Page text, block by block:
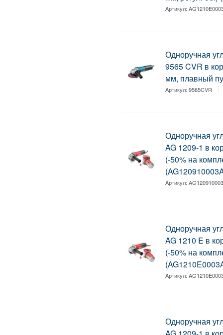
Артикул:
Одноручная
9565 CVR в
мм, плавный
Артикул:9565CVR
Одноручная
AG 1209-1 в
(-50% на
Артикул:
Одноручная
AG 1210 E в
(-50% на
Артикул:
Одноручная